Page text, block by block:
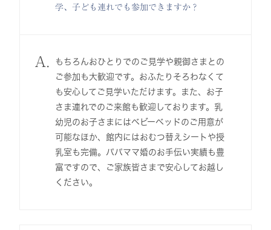
学、子ども連れでも参加できますか？
A.
もちろんおひとりでのご見学や親御さまとの
ご参加も大歓迎です。おふたりそろわなくて
も安心してご見学いただけます。また、お子
さま連れでのご来館も歓迎しております。乳
幼児のお子さまにはベビーベッドのご用意が
可能なほか、館内にはおむつ替えシートや授
乳室も完備。パパママ婚のお手伝い実績も豊
富ですので、ご家族皆さまで安心してお越し
ください。